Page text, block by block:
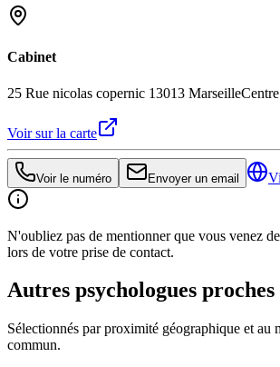
Cabinet
25 Rue nicolas copernic 13013 Marseille
Voir sur la carte
Voir le numéro Envoyer un email
N'oubliez pas de mentionner que vous venez
lors de votre prise de contact.
Autres psychologues
Sélectionnés par proximité géographique et au
commun.